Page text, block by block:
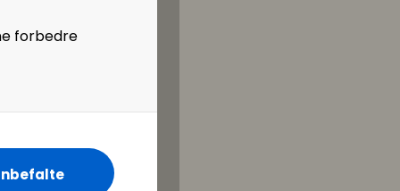
forbedre
kjønn enn
holdninger
til å motvirke
kan være
hos likestillings-
råd om
og stille